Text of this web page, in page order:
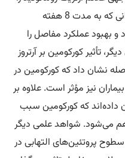
کاهش می‌دهد. در این مطالعه، بیمارانی که به مدت 8 هفته
بهبود عملکرد مفاصل را
تأثیر کورکومین بر آرتروز
نشان داد که کورکومین در
نیز مؤثر است. علاوه بر
داده‌اند که کورکومین سبب
می‌شود. شواهد علمی دیگر
پروتئین‌های التهابی در